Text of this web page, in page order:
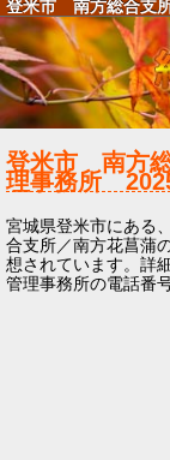
登米市 南方総合支
登米市 南方総
理事務所
宮城県登米市にあ
合支所／南方花菖蒲
想されています。詳
管理事務所の電話番